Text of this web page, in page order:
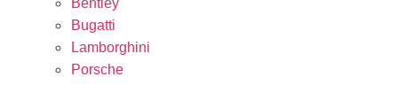
Bentley
Bugatti
Lamborghini
Porsche